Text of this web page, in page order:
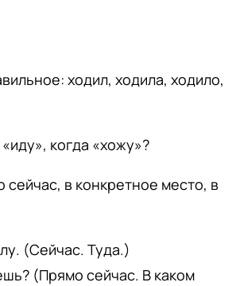
ходил, ходила, ходило,
когда «хожу»?
сейчас, в конкретное место, в
(Сейчас. Туда.)
(Прямо сейчас. В каком